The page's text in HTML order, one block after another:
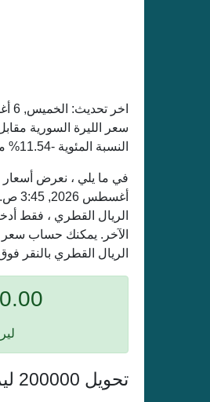
اخر تحديث: الخميس, 6 أغسطس 2026, 3:45 ص
النسبة المئوية -11.54% مقارنة بأسعار الأمس ).
الريال القطري ، فقط
الآخر. يمكنك حساب سعر
الريال القطري بالنقر
تحويل 200000 ليرة سورية إلى الريال القطري